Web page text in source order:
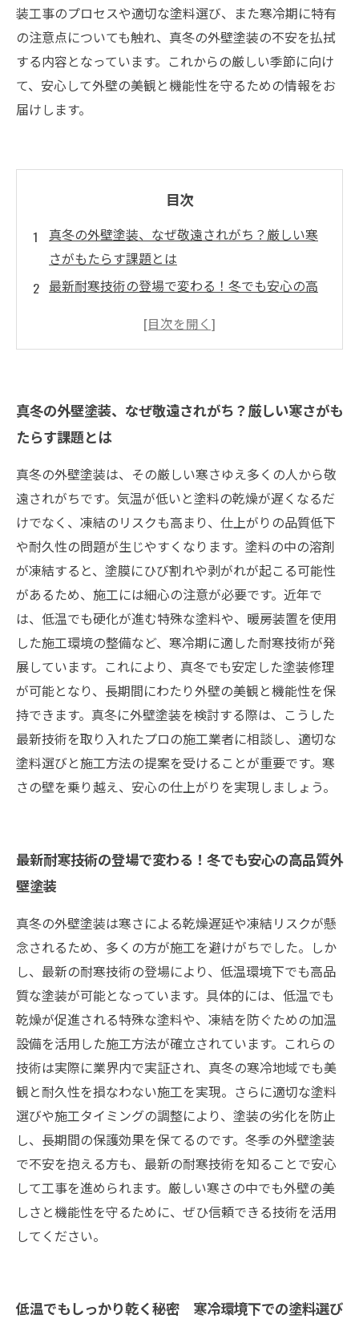
装工事のプロセスや適切な塗料選び、また寒冷期に特有
の注意点についても触れ、真冬の外壁塗装の不安を払拭
する内容となっています。これからの厳しい季節に向け
て、安心して外壁の美観と機能性を守るための情報をお
届けします。
目次
真冬の外壁塗装、なぜ敬遠されがち？厳しい寒
さがもたらす課題とは
最新耐寒技術の登場で変わる！冬でも安心の高
低温でもしっかり乾く秘密 寒冷環境下での塗
全かつ効果的な工夫
真冬の外壁塗装で不安解消！知っておくべきポ
イントと成功の秘訣
季節を問わない施工の未来へ 耐寒技術が切り
開く塗装工事の新常識
外壁塗装のベストシーズンは本当に春？真冬施
工のメリットと注意点を比較
真冬の外壁塗装、なぜ敬遠されがち？厳しい寒さがも
たらす課題とは
真冬の外壁塗装は、その厳しい寒さゆえ多くの人から敬
遠されがちです。気温が低いと塗料の乾燥が遅くなるだ
けでなく、凍結のリスクも高まり、仕上がりの品質低下
や耐久性の問題が生じやすくなります。塗料の中の溶剤
が凍結すると、塗膜にひび割れや剥がれが起こる可能性
があるため、施工には細心の注意が必要です。近年で
は、低温でも硬化が進む特殊な塗料や、暖房装置を使用
した施工環境の整備など、寒冷期に適した耐寒技術が発
展しています。これにより、真冬でも安定した塗装修理
が可能となり、長期間にわたり外壁の美観と機能性を保
持できます。真冬に外壁塗装を検討する際は、こうした
最新技術を取り入れたプロの施工業者に相談し、適切な
塗料選びと施工方法の提案を受けることが重要です。寒
さの壁を乗り越え、安心の仕上がりを実現しましょう。
最新耐寒技術の登場で変わる！冬でも安心の高品質外
壁塗装
真冬の外壁塗装は寒さによる乾燥遅延や凍結リスクが懸
念されるため、多くの方が施工を避けがちでした。しか
し、最新の耐寒技術の登場により、低温環境下でも高品
質な塗装が可能となっています。具体的には、低温でも
乾燥が促進される特殊な塗料や、凍結を防ぐための加温
設備を活用した施工方法が確立されています。これらの
技術は実際に業界内で実証され、真冬の寒冷地域でも美
観と耐久性を損なわない施工を実現。さらに適切な塗料
選びや施工タイミングの調整により、塗装の劣化を防止
し、長期間の保護効果を保てるのです。冬季の外壁塗装
で不安を抱える方も、最新の耐寒技術を知ることで安心
して工事を進められます。厳しい寒さの中でも外壁の美
しさと機能性を守るために、ぜひ信頼できる技術を活用
してください。
低温でもしっかり乾く秘密 寒冷環境下での塗料選び